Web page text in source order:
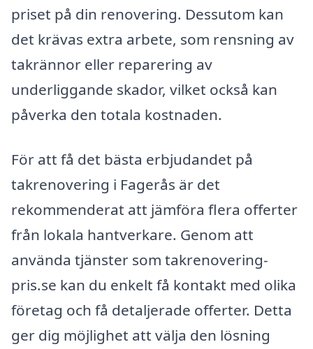
priset på din renovering. Dessutom kan
det krävas extra arbete, som rensning av
takrännor eller reparering av
underliggande skador, vilket också kan
påverka den totala kostnaden.
För att få det bästa erbjudandet på
takrenovering i Fagerås är det
rekommenderat att jämföra flera offerter
från lokala hantverkare. Genom att
använda tjänster som takrenovering-
pris.se kan du enkelt få kontakt med olika
företag och få detaljerade offerter. Detta
ger dig möjlighet att välja den lösning